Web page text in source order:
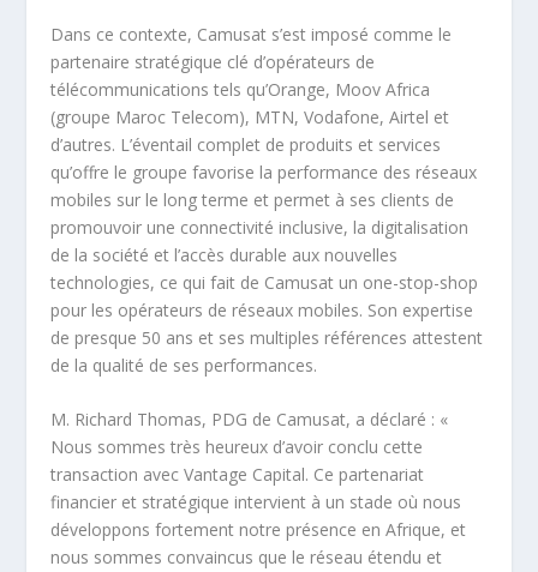
Dans ce contexte, Camusat s’est imposé comme le
partenaire stratégique clé d’opérateurs de
télécommunications tels qu’Orange, Moov Africa
(groupe Maroc Telecom), MTN, Vodafone, Airtel et
d’autres. L’éventail complet de produits et services
qu’offre le groupe favorise la performance des réseaux
mobiles sur le long terme et permet à ses clients de
promouvoir une connectivité inclusive, la digitalisation
de la société et l’accès durable aux nouvelles
technologies, ce qui fait de Camusat un one-stop-shop
pour les opérateurs de réseaux mobiles. Son expertise
de presque 50 ans et ses multiples références attestent
de la qualité de ses performances.
M. Richard Thomas, PDG de Camusat, a déclaré : «
Nous sommes très heureux d’avoir conclu cette
transaction avec Vantage Capital. Ce partenariat
financier et stratégique intervient à un stade où nous
développons fortement notre présence en Afrique, et
nous sommes convaincus que le réseau étendu et